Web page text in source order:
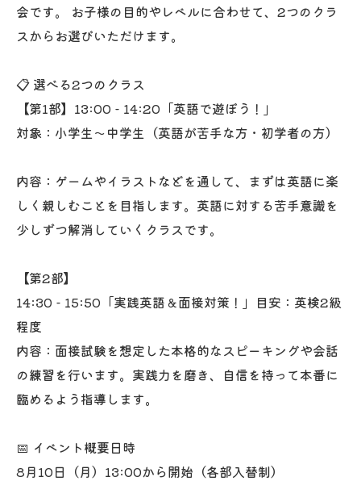
会です。 お子様の目的やレベルに合わせて、2つのクラ
スからお選びいただけます。
📋 選べる2つのクラス
【第1部】13:00 - 14:20「英語で遊ぼう！」
対象：小学生〜中学生（英語が苦手な方・初学者の方）
内容：ゲームやイラストなどを通して、まずは英語に楽
しく親しむことを目指します。英語に対する苦手意識を
少しずつ解消していくクラスです。
【第2部】
14:30 - 15:50「実践英語＆面接対策！」目安：英検2級
程度
内容：面接試験を想定した本格的なスピーキングや会話
の練習を行います。実践力を磨き、自信を持って本番に
臨めるよう指導します。
📅 イベント概要日時
8月10日（月）13:00から開始（各部入替制）